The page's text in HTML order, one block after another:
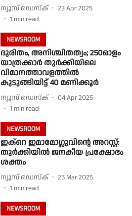
ന്യൂസ് ഡെസ്ക്
23 Apr 2025
1 min read
NEWSROOM
ദുരിതം, അനിശ്ചിതത്വം; 250ഓളം
യാത്രക്കാര്‍ തുര്‍ക്കിയിലെ
വിമാനത്താവളത്തില്‍
കുടുങ്ങിയിട്ട് 40 മണിക്കൂര്‍
ന്യൂസ് ഡെസ്ക്
04 Apr 2025
1 min read
NEWSROOM
ഇക്റെ ഇമാമോഗ്ലുവിൻ്റെ അറസ്റ്റ്:
തുർക്കിയിൽ ജനകീയ പ്രക്ഷോഭം
ശക്തം
ന്യൂസ് ഡെസ്ക്
25 Mar 2025
1 min read
NEWSROOM